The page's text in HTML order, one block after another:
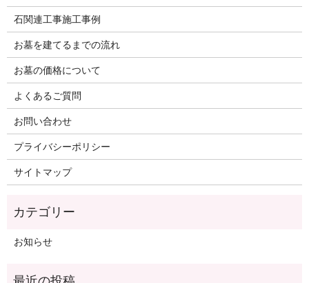
石関連工事施工事例
お墓を建てるまでの流れ
お墓の価格について
よくあるご質問
お問い合わせ
プライバシーポリシー
サイトマップ
お知らせ